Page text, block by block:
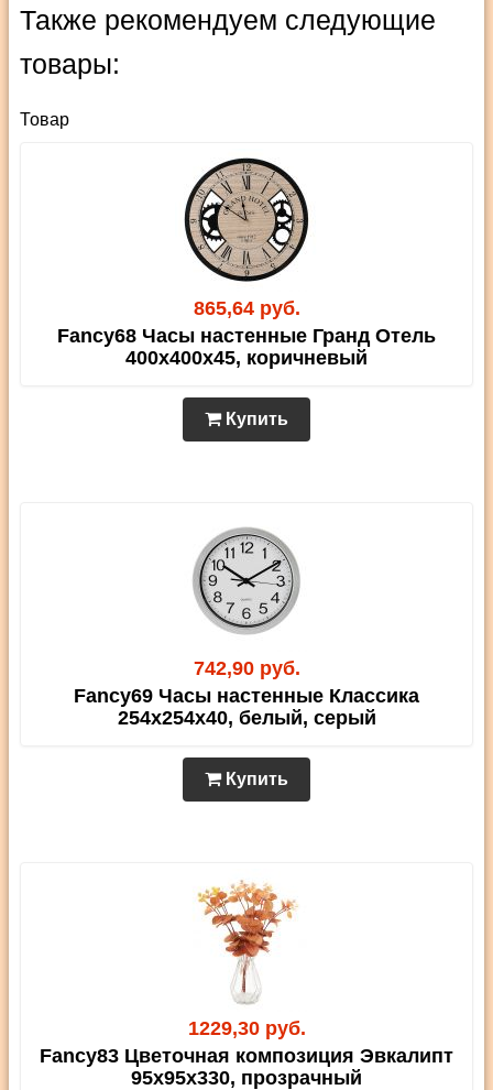
Также рекомендуем следующие
товары:
Товар
865,64 руб.
Fancy68 Часы настенные Гранд Отель
400х400х45, коричневый
Купить
742,90 руб.
Fancy69 Часы настенные Классика
254х254х40, белый, серый
Купить
1229,30 руб.
Fancy83 Цветочная композиция Эвкалипт
95х95х330, прозрачный